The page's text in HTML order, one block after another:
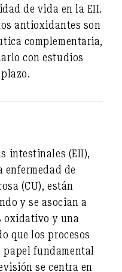
de vida en la EII.
antioxidantes son
complementaria,
con estudios
intestinales (EII),
enfermedad de
(CU), están
y se asocian a
oxidativo y una
que los procesos
papel fundamental
se centra en